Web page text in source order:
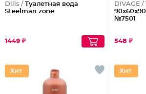
Dilis / Туалетная вода
Steelman zone
1449 ₽
DIVAGE /
№7501
548 ₽